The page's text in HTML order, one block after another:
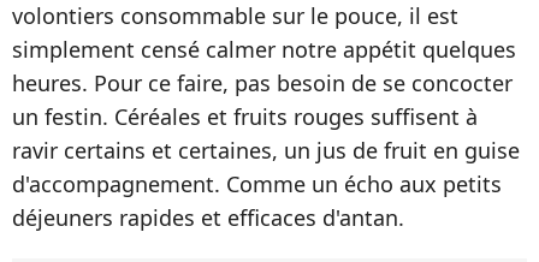
volontiers consommable sur le pouce, il est
simplement censé calmer notre appétit quelques
heures. Pour ce faire, pas besoin de se concocter
un festin. Céréales et fruits rouges suffisent à
ravir certains et certaines, un jus de fruit en guise
d'accompagnement. Comme un écho aux petits
déjeuners rapides et efficaces d'antan.